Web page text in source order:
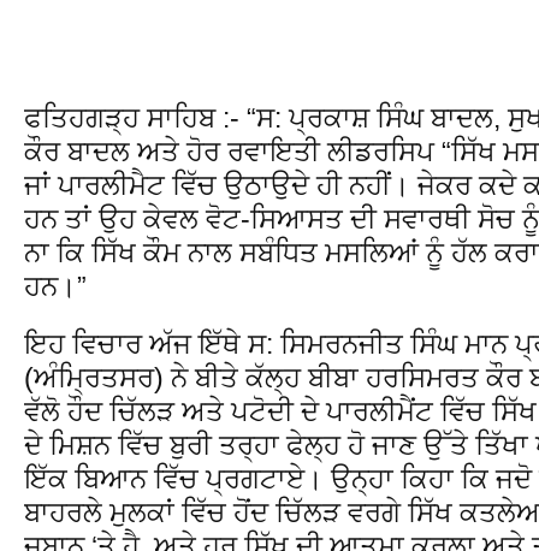
ਫਤਿਹਗੜ੍ਹ ਸਾਹਿਬ :- “ਸ: ਪ੍ਰਕਾਸ਼ ਸਿੰਘ ਬਾਦਲ,
ਕੌਰ ਬਾਦਲ ਅਤੇ ਹੋਰ ਰਵਾਇਤੀ ਲੀਡਰਸਿਪ “ਸਿੱਖ
ਜਾਂ ਪਾਰਲੀਮੈਟ ਵਿੱਚ ਉਠਾਉਦੇ ਹੀ ਨਹੀਂ। ਜੇਕਰ
ਹਨ ਤਾਂ ਉਹ ਕੇਵਲ ਵੋਟ-ਸਿਆਸਤ ਦੀ ਸਵਾਰਥੀ ਸੋਚ
ਨਾ ਕਿ ਸਿੱਖ ਕੌਮ ਨਾਲ ਸਬੰਧਿਤ ਮਸਲਿਆਂ ਨੂੰ ਹੱਲ
ਹਨ।”
ਇਹ ਵਿਚਾਰ ਅੱਜ ਇੱਥੇ ਸ: ਸਿਮਰਨਜੀਤ ਸਿੰਘ ਮਾਨ
(ਅੰਮ੍ਰਿਤਸਰ) ਨੇ ਬੀਤੇ ਕੱਲ੍ਹ ਬੀਬਾ ਹਰਸਿਮਰਤ
ਵੱਲੋ ਹੌਦ ਚਿੱਲੜ ਅਤੇ ਪਟੋਦੀ ਦੇ ਪਾਰਲੀਮੈਂਟ ਵਿੱਚ
ਦੇ ਮਿਸ਼ਨ ਵਿੱਚ ਬੁਰੀ ਤਰ੍ਹਾ ਫੇਲ੍ਹ ਹੋ ਜਾਣ ਉੱਤੇ
ਇੱਕ ਬਿਆਨ ਵਿੱਚ ਪ੍ਰਗਟਾਏ। ਉਨ੍ਹਾ ਕਿਹਾ ਕਿ
ਬਾਹਰਲੇ ਮੁਲਕਾਂ ਵਿੱਚ ਹੋਂਦ ਚਿੱਲੜ ਵਰਗੇ ਸਿੱਖ